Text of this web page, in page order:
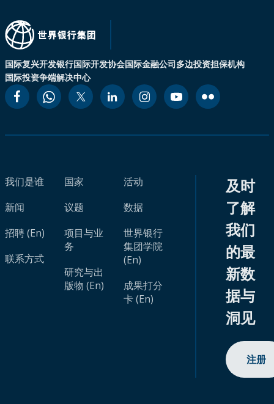
国际复兴开发银行国际开发协会国际金融公司多边投资担保机构
国际投资争端解决中心
我们是谁
新闻
招聘 (En)
联系方式
国家
议题
项目与业
务
研究与出
版物 (En)
活动
数据
世界银行
集团学院
(En)
成果打分
卡 (En)
及时
了解
我们
的最
新数
据与
洞见
注册